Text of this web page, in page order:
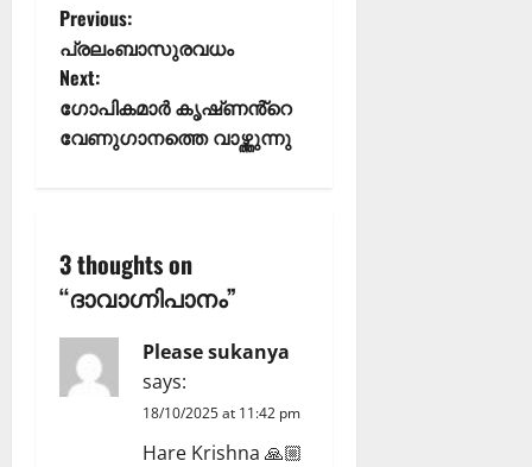
Previous:
പ്രലംബാസുരവധം
Next:
ഗോപികമാർ കൃഷ്‌ണൻ്റെ
വേണുഗാനത്തെ വാഴ്ത്തുന്നു
3 thoughts on
“ദാവാഗ്നിപാനം”
Please sukanya
says:
18/10/2025 at 11:42 pm
Hare Krishna 🙏🏼